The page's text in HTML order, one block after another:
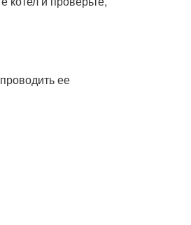
ее